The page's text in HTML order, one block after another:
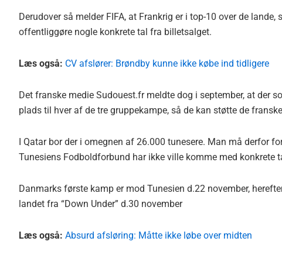
Derudover så melder FIFA, at Frankrig er i top-10 over de
offentliggøre nogle konkrete tal fra billetsalget.
Læs også: CV afslører: Brøndby kunne ikke købe ind tidligere
Det franske medie Sudouest.fr meldte dog i september, at
plads til hver af de tre gruppekampe, så de kan støtte de
I Qatar bor der i omegnen af 26.000 tunesere. Man må derfor
Tunesiens Fodboldforbund har ikke ville komme med konkrete
Danmarks første kamp er mod Tunesien d.22 november,
landet fra “Down Under” d.30 november
Læs også: Absurd afsløring: Måtte ikke løbe over midten